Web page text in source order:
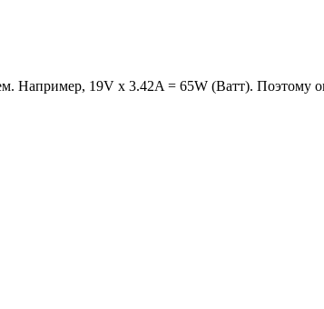
Например, 19V x 3.42A = 65W (Ватт).